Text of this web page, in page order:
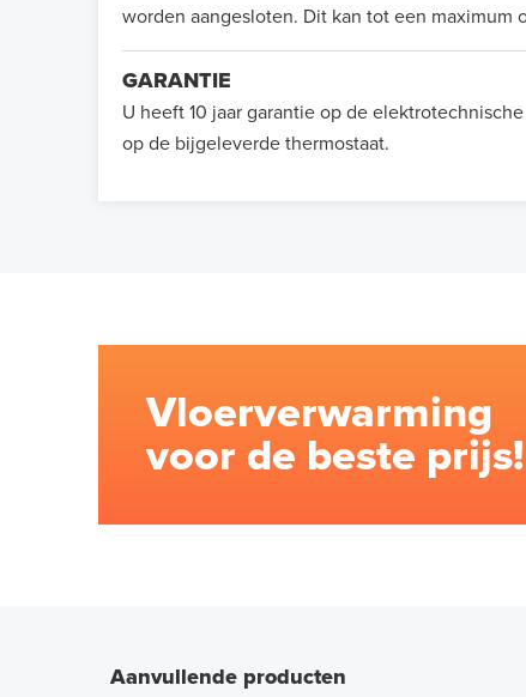
worden aangesloten. Dit kan tot een maximum
GARANTIE
U heeft 10 jaar garantie op de
op de bijgeleverde thermostaat.
Vloerverwarming
voor de beste prijs!
Aanvullende producten